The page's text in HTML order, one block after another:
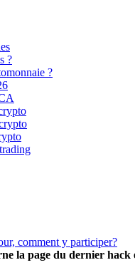
?
?
la page du dernier hack